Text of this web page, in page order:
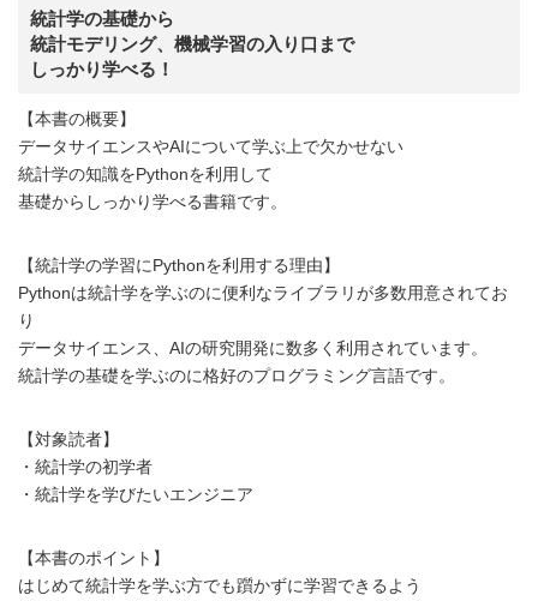
統計学の基礎から
統計モデリング、機械学習の入り口まで
しっかり学べる！
【本書の概要】
データサイエンスやAIについて学ぶ上で欠かせない
統計学の知識をPythonを利用して
基礎からしっかり学べる書籍です。
【統計学の学習にPythonを利用する理由】
Pythonは統計学を学ぶのに便利なライブラリが多数用意されてお
り
データサイエンス、AIの研究開発に数多く利用されています。
統計学の基礎を学ぶのに格好のプログラミング言語です。
【対象読者】
・統計学の初学者
・統計学を学びたいエンジニア
【本書のポイント】
はじめて統計学を学ぶ方でも躓かずに学習できるよう